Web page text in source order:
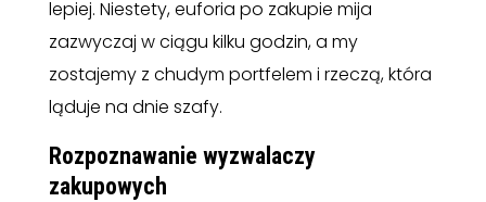
lepiej. Niestety, euforia po zakupie mija
zazwyczaj w ciągu kilku godzin, a my
zostajemy z chudym portfelem i rzeczą, która
ląduje na dnie szafy.
Rozpoznawanie wyzwalaczy
zakupowych